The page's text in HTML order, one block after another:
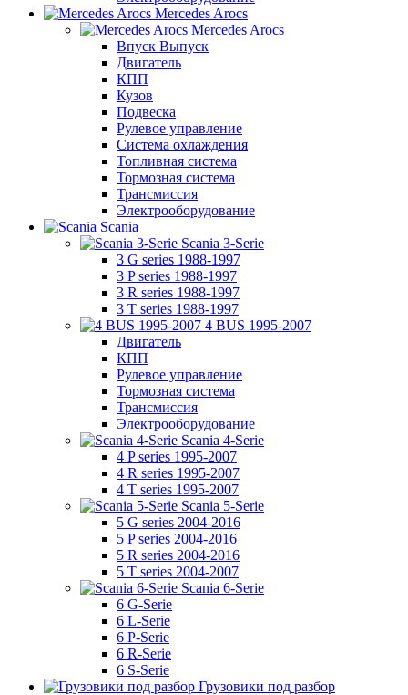
Mercedes Arocs
Mercedes Arocs
Впуск Выпуск
Двигатель
КПП
Кузов
Подвеска
Рулевое управление
Система охлаждения
Топливная система
Тормозная система
Трансмиссия
Электрооборудование
Scania
Scania 3-Serie
3 G series 1988-1997
3 P series 1988-1997
3 R series 1988-1997
3 T series 1988-1997
4 BUS 1995-2007
Двигатель
КПП
Рулевое управление
Тормозная система
Трансмиссия
Электрооборудование
Scania 4-Serie
4 P series 1995-2007
4 R series 1995-2007
4 T series 1995-2007
Scania 5-Serie
5 G series 2004-2016
5 P series 2004-2016
5 R series 2004-2016
5 T series 2004-2007
Scania 6-Serie
6 G-Serie
6 L-Serie
6 P-Serie
6 R-Serie
6 S-Serie
Грузовики под разбор